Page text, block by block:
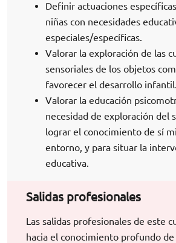
Definir actuaciones
niñas con necesidades
especiales/específicas.
Valorar la exploración de las
sensoriales de los objetos
favorecer el desarrollo infantil.
Valorar la educación
necesidad de exploración del
lograr el conocimiento de sí
entorno, y para situar la
educativa.
Salidas profesionales
Las salidas profesionales de este
hacia el conocimiento profundo de